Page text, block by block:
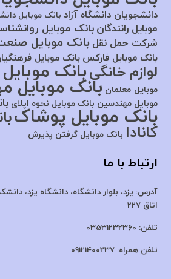
دانشجویان دانشگاه آزاد بانک موبایل
موبایل رانندگان بانک موبایل
شرکت حمل نقل بانک موبایل
بانک موبایل فارکس بانک موبایل
لوازم خانگیبانک
موبایل معلمان بانک موبایل
موبایل مهندسین بانک موبایل نحوه اپلای
بانک موبایل پوشاک
کانادا بانک موبایل گرفتن پذیرش
ارتباط با ما
آدرس: یزد، بلوار دانشگاه، دانشگاه یزد،
اتاق 227
تلفن: 03531232360
تلفن همراه: 09121400237